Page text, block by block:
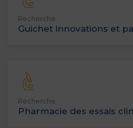
Recherche
Guichet innovations et
Recherche
Pharmacie des essais